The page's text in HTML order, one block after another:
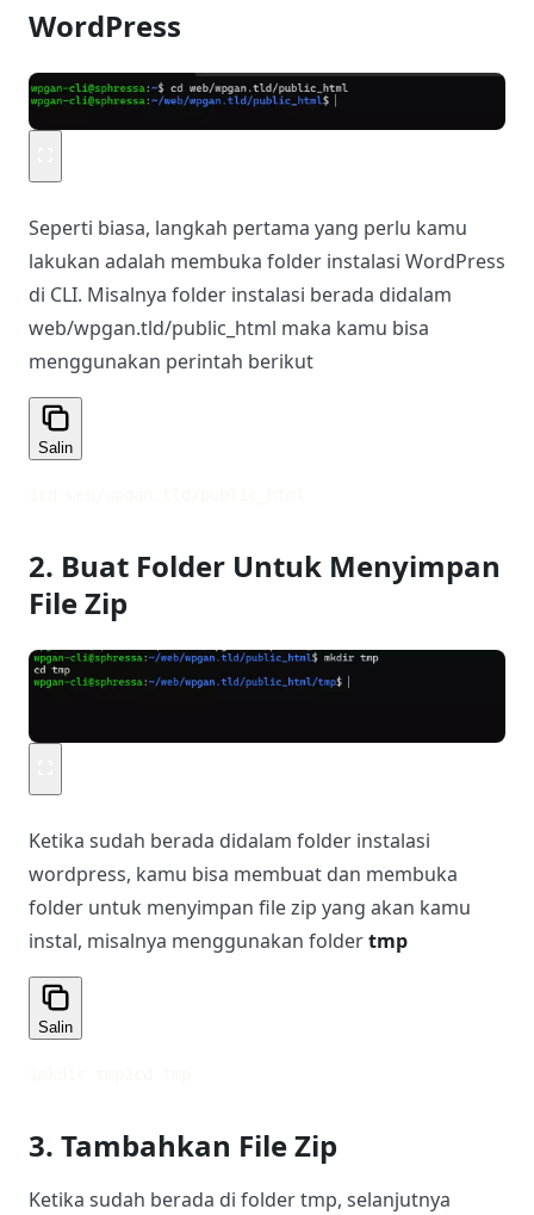
WordPress
Seperti biasa, langkah pertama yang perlu kamu
lakukan adalah membuka folder instalasi WordPress
di CLI. Misalnya folder instalasi berada didalam
web/wpgan.tld/public_html maka kamu bisa
menggunakan perintah berikut
Salin
2. Buat Folder Untuk Menyimpan
File Zip
Ketika sudah berada didalam folder instalasi
wordpress, kamu bisa membuat dan membuka
folder untuk menyimpan file zip yang akan kamu
instal, misalnya menggunakan foldertmp
Salin
3. Tambahkan File Zip
Ketika sudah berada di folder tmp, selanjutnya